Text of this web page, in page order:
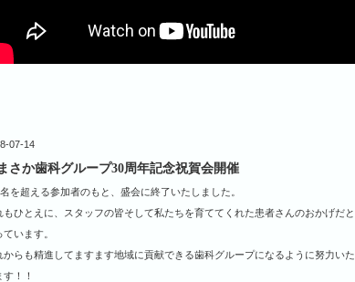
07-14
さか歯科グループ30周年記念祝賀会開催
を超える参加者のもと、盛会に終了いたしました。
もひとえに、スタッフの皆そして私たちを育ててくれた患者さんのおかげだと
ています。
からも精進してますます地域に貢献できる歯科グループになるように努力いた
す！！